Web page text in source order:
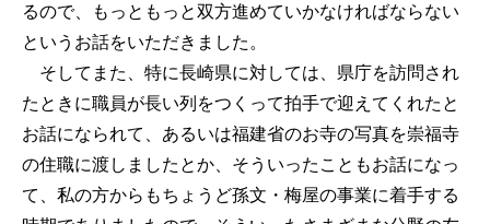
るので、もっともっと双方進めていかなければならない
というお話をいただきました。
そしてまた、特に長崎県に対しては、県庁を訪問され
たときに職員が長い列をつくって拍手で迎えてくれたと
お話になられて、あるいは福建省のお寺の写真を崇福寺
の住職に渡しましたとか、そういったこともお話になっ
て、私の方からもちょうど孫文・梅屋の事業に着手する